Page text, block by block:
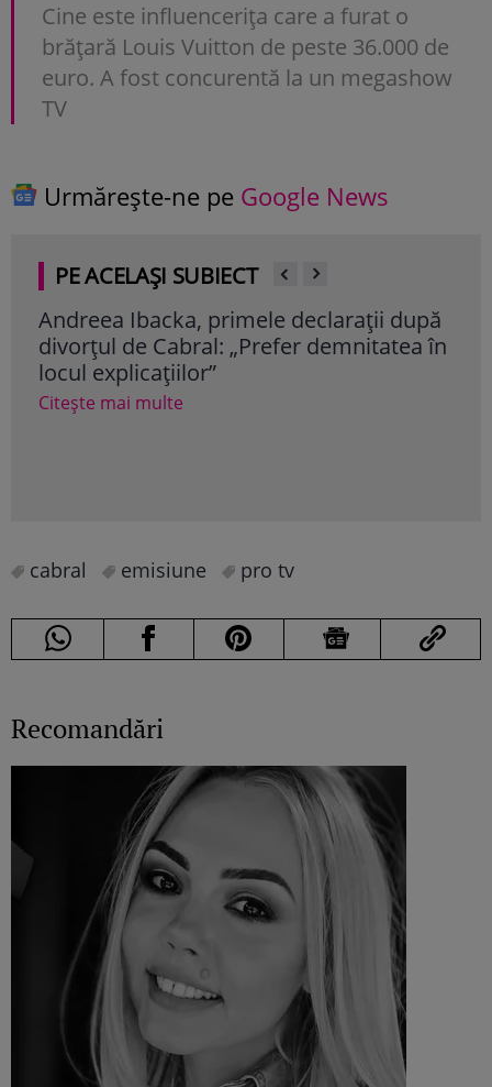
Cine este influencerița care a furat o
brățară Louis Vuitton de peste 36.000 de
euro. A fost concurentă la un megashow
TV
Urmărește-ne pe Google News
PE ACELAȘI SUBIECT
Andreea Ibacka, primele declarații după
divorțul de Cabral: „Prefer demnitatea în
locul explicațiilor”
Citește mai multe
cabral emisiune pro tv
Recomandări